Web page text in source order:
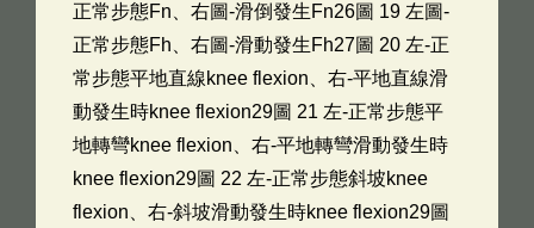
正常步態Fn、右圖-滑倒發生Fn26圖 19 左圖-
正常步態Fh、右圖-滑動發生Fh27圖 20 左-正
常步態平地直線knee flexion、右-平地直線滑
動發生時knee flexion29圖 21 左-正常步態平
地轉彎knee flexion、右-平地轉彎滑動發生時
knee flexion29圖 22 左-正常步態斜坡knee
flexion、右-斜坡滑動發生時knee flexion29圖